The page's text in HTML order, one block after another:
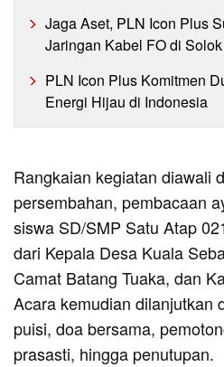
Jaga Aset, PLN Icon Plus
Jaringan Kabel FO di Solok
PLN Icon Plus Komitmen
Energi Hijau di Indonesia
Rangkaian kegiatan diawali
persembahan, pembacaan
siswa SD/SMP Satu Atap
dari Kepala Desa Kuala
Camat Batang Tuaka, dan
Acara kemudian dilanjutkan
puisi, doa bersama,
prasasti, hingga penutupan.